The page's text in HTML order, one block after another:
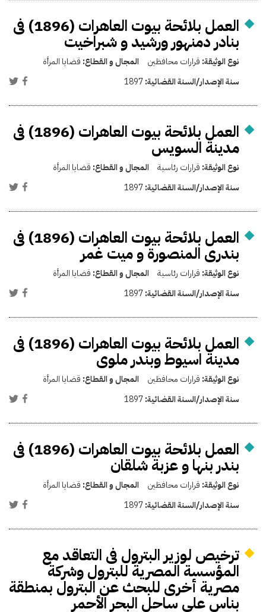
العمل بلائحة بيوت العاهرات (1896) فى
بنادر دمنهور ورشيد و شبراخيت
نوع الوثيقة: قرارات محافظين المجال و القطاع: قضايا المرأة
سنة الإصدار/السنة القضائية:1897
العمل بلائحة بيوت العاهرات (1896) فى
مدينة السويس
نوع الوثيقة: قرارات رئاسية المجال و القطاع: قضايا المرأة
سنة الإصدار/السنة القضائية:1897
العمل بلائحة بيوت العاهرات (1896) فى
بندرى المنصورة و ميت غمر
نوع الوثيقة: قرارات رئاسية المجال و القطاع: قضايا المرأة
سنة الإصدار/السنة القضائية:1897
العمل بلائحة بيوت العاهرات (1896) فى
مدينة اسيوط وبندر ملوى
نوع الوثيقة: قرارات محافظين المجال و القطاع: قضايا المرأة
سنة الإصدار/السنة القضائية:1897
العمل بلائحة بيوت العاهرات (1896) فى
بندر بنها و عزبة شلقان
نوع الوثيقة: قرارات محافظين المجال و القطاع: قضايا المرأة
سنة الإصدار/السنة القضائية:1897
ترخيص لوزير البترول فى التعاقد مع
المؤسسة المصرية للبترول وشركة
مصرية أخرى للبحث عن البترول بمنطقة
بناس على ساحل البحر الأحمر